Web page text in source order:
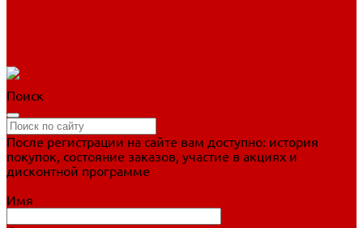
Поиск
После регистрации на сайте вам доступно: история
покупок, состояние заказов, участие в акциях и
дисконтной программе
Имя